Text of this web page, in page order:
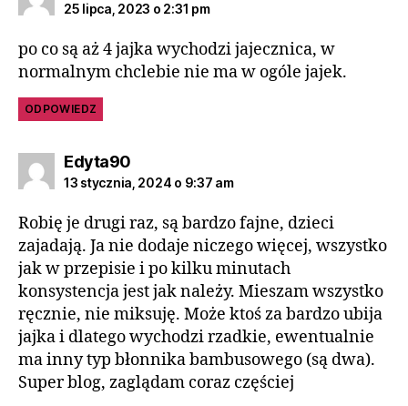
25 lipca, 2023 o 2:31 pm
po co są aż 4 jajka wychodzi jajecznica, w
normalnym chclebie nie ma w ogóle jajek.
ODPOWIEDZ
Edyta90
13 stycznia, 2024 o 9:37 am
Robię je drugi raz, są bardzo fajne, dzieci
zajadają. Ja nie dodaje niczego więcej, wszystko
jak w przepisie i po kilku minutach
konsystencja jest jak należy. Mieszam wszystko
ręcznie, nie miksuję. Może ktoś za bardzo ubija
jajka i dlatego wychodzi rzadkie, ewentualnie
ma inny typ błonnika bambusowego (są dwa).
Super blog, zaglądam coraz częściej